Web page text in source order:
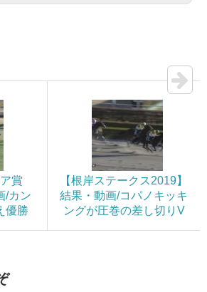
賞
/カン
優勝
【根岸ステークス2019】
結果・動画/コパノキッキ
ングが圧巻の差し切りV